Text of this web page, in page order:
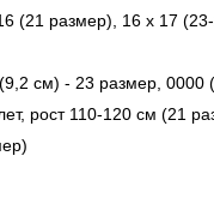
(21 размер), 16 x 17
см) - 23 размер,
рост 110-120 см (21